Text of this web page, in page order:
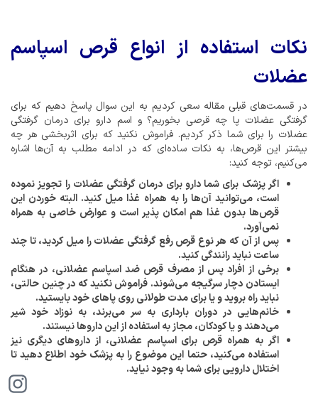
نکات استفاده از انواع قرص اسپاسم
عضلات
در قسمت‌های قبلی مقاله سعی کردیم به این سوال پاسخ دهیم که برای
گرفتگی عضلات پا چه قرصی بخوریم؟ و اسم دارو برای درمان گرفتگی
عضلات را برای شما ذکر کردیم. فراموش نکنید که برای اثربخشی هر چه
بیشتر این قرص‌ها، به نکات ساده‌ای که در ادامه مطلب به آن‌ها اشاره
می‌کنیم، توجه کنید:
اگر پزشک برای شما دارو برای درمان گرفتگی عضلات را تجویز نموده
است، می‌توانید آن‌ها را به همراه غذا میل کنید. البته خوردن این
قرص‌ها بدون غذا هم امکان پذیر است و عوارض خاصی به همراه
نمی‌آورد.
پس از آن که هر نوع قرص رفع گرفتگی عضلات را میل کردید، تا چند
ساعت نباید رانندگی کنید.
برخی از افراد پس از مصرف قرص ضد اسپاسم عضلانی، در هنگام
ایستادن دچار سرگیجه می‌شوند. فراموش نکنید که در چنین حالتی،
نباید راه بروید و یا برای مدت طولانی روی پاهای خود بایستید.
خانم‌هایی در دوران بارداری به سر می‌برند، به نوزاد خود شیر
می‌دهند و یا کودکان، مجاز به استفاده از این داروها نیستند.
اگر به همراه قرص برای اسپاسم عضلانی، از داروهای دیگری نیز
استفاده می‌کنید، حتما این موضوع را به پزشک خود اطلاع دهید تا
اختلال دارویی برای شما به وجود نیاید.